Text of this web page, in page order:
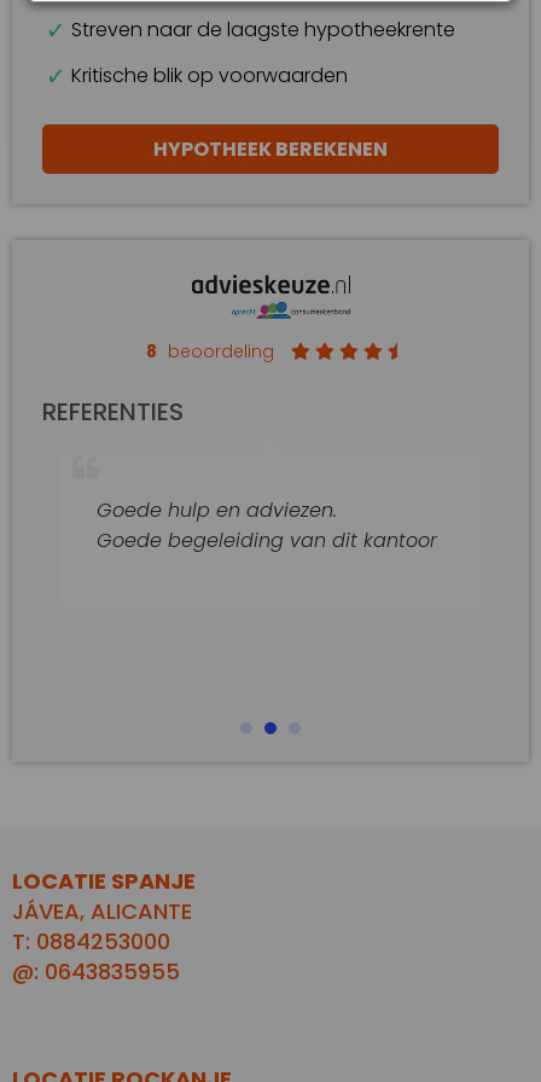
Streven naar de laagste hypotheekrente
Kritische blik op voorwaarden
HYPOTHEEK BEREKENEN
8 beoordeling
REFERENTIES
Goede hulp en adviezen.
Goede begeleiding van dit kantoor
LOCATIE SPANJE
JÁVEA, ALICANTE
T: 0884253000
@: 0643835955